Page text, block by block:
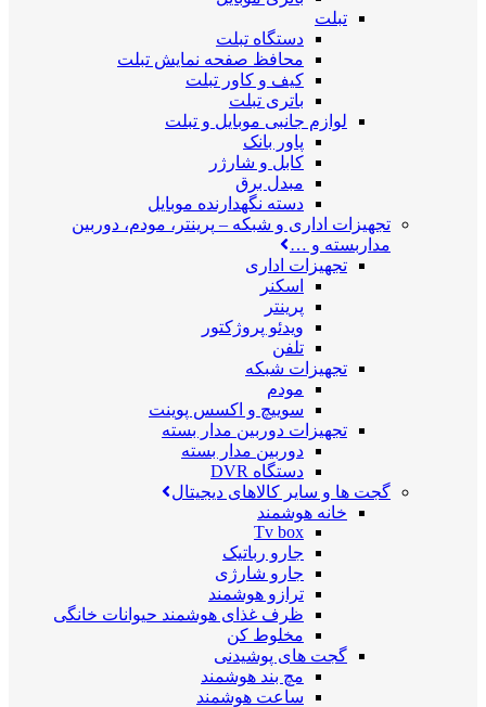
تبلت
دستگاه تبلت
محافظ صفحه نمایش تبلت
کیف و کاور تبلت
باتری تبلت
لوازم جانبی موبایل و تبلت
پاور بانک
کابل و شارژر
مبدل برق
دسته نگهدارنده موبایل
تجهیزات اداری و شبکه – پرینتر، مودم، دوربین
مداربسته و …
تجهیزات اداری
اسکنر
پرینتر
ویدئو پروژکتور
تلفن
تجهیزات شبکه
مودم
سوییچ و اکسس پوینت
تجهیزات دوربین مدار بسته
دوربین مدار بسته
دستگاه DVR
گجت ها و سایر کالاهای دیجیتال
خانه هوشمند
Tv box
جارو رباتیک
جارو شارژی
ترازو هوشمند
ظرف غذای هوشمند حیوانات خانگی
مخلوط کن
گجت های پوشیدنی
مچ بند هوشمند
ساعت هوشمند